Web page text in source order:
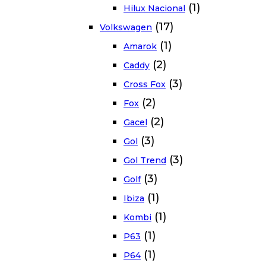
Hilux Nacional (1)
Volkswagen (17)
Amarok (1)
Caddy (2)
Cross Fox (3)
Fox (2)
Gacel (2)
Gol (3)
Gol Trend (3)
Golf (3)
Ibiza (1)
Kombi (1)
P63 (1)
P64 (1)